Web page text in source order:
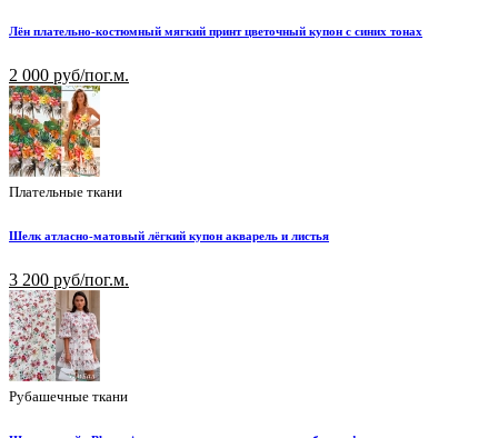
Лён плательно-костюмный мягкий принт цветочный купон с синих тонах
2 000 руб/пог.м.
Плательные ткани
Шелк атласно-матовый лёгкий купон акварель и листья
3 200 руб/пог.м.
Рубашечные ткани